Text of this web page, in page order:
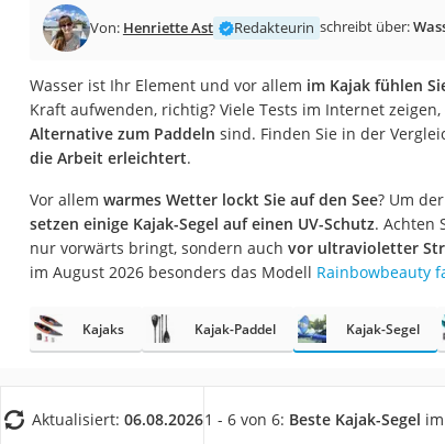
Trampolin
Aluminium-
Futterboot
E-Bike-
Reisetasche
Koffer
Faltschloss
Von: Henriette Ast Redakteurin schreibt über:
Wasser ist Ihr Element und vor allem im Kajak fühlen
Kraft aufwenden, richtig? Viele Tests im Internet
Alternative zum Paddeln sind. Finden Sie in der
die Arbeit erleichtert.
Vor allem warmes Wetter lockt Sie auf den See? Um
setzen einige Kajak-Segel auf einen UV-Schutz. Achten
nur vorwärts bringt, sondern auch vor ultravioletter
im August 2026 besonders das Modell Rainbowbeauty
Kajaks Kajak-Paddel Kajak-Segel
Aktualisiert: 06.08.20261 - 6 von 6: Beste Kajak-Segel